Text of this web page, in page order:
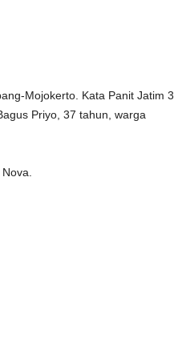
Mojokerto. Kata Panit Jatim 3
Priyo, 37 tahun, warga